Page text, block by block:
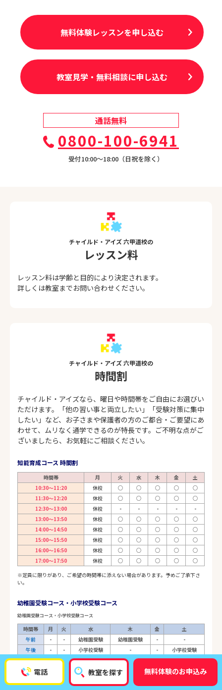
電話 教室を探す 無料体験のお申込み
無料体験レッスンを申し込む
教室見学・無料相談に申し込む
通話無料
0800-100-6941
受付10:00〜18:00（日祝を除く）
チャイルド・アイズ 六甲道校の
レッスン料
レッスン料は学齢と目的により決定されます。
詳しくは教室までお問い合わせください。
チャイルド・アイズ 六甲道校の
時間割
チャイルド・アイズなら、曜日や時間帯をご自由にお選びい
ただけます。「他の習い事と両立したい」「受験対策に集中
したい」など、お子さまや保護者の方のご都合・ご要望にあ
わせて、ムリなく通学できるのが特長です。ご不明な点がご
ざいましたら、お気軽にご相談ください。
知能育成コース 時間割
時間帯 月 火 水 木 金
土
10:30～11:20
休校 ○ ○ ○ ○
○
11:30～12:20
休校 ○ ○ ○ ○
○
12:30～13:00
休校 - - - -
-
13:00～13:50
休校 ○ ○ ○ ○
○
14:00～14:50
休校 ○ ○ ○ ○
○
15:00～15:50
休校 ○ ○ ○ ○
○
16:00～16:50
休校 ○ ○ ○ ○
○
17:00～17:50
休校 ○ ○ ○ ○
○
※定員に限りがあり、ご希望の時間帯に添えない場合があります。予めご了承下さ
い。
幼稚園受験コース・小学校受験コース
幼稚園受験コース・小学校受験コース
時間帯 月 火 水 木 金
土
午前
- - 幼稚園受験 幼稚園受験 -
-
午後
- - 小学校受験 - -
小学校受験
※定員に限りがあり、ご希望の時間帯に添えない場合があります。予めご了承下さ
い。